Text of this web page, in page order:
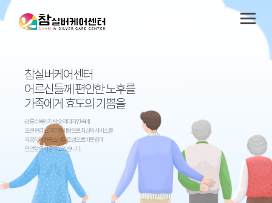
참실버케어센터
어르신들께 편안한 노후를
가족에게 효도의 기쁨을
광릉수목원 자락, 숲의 대자연 속에
오랜 운영 노하우를 바탕으로 최상의 서비스를
제공하며 한옥 스타일 조성으로 따뜻함과
편안함을 제공하고 있습니다.